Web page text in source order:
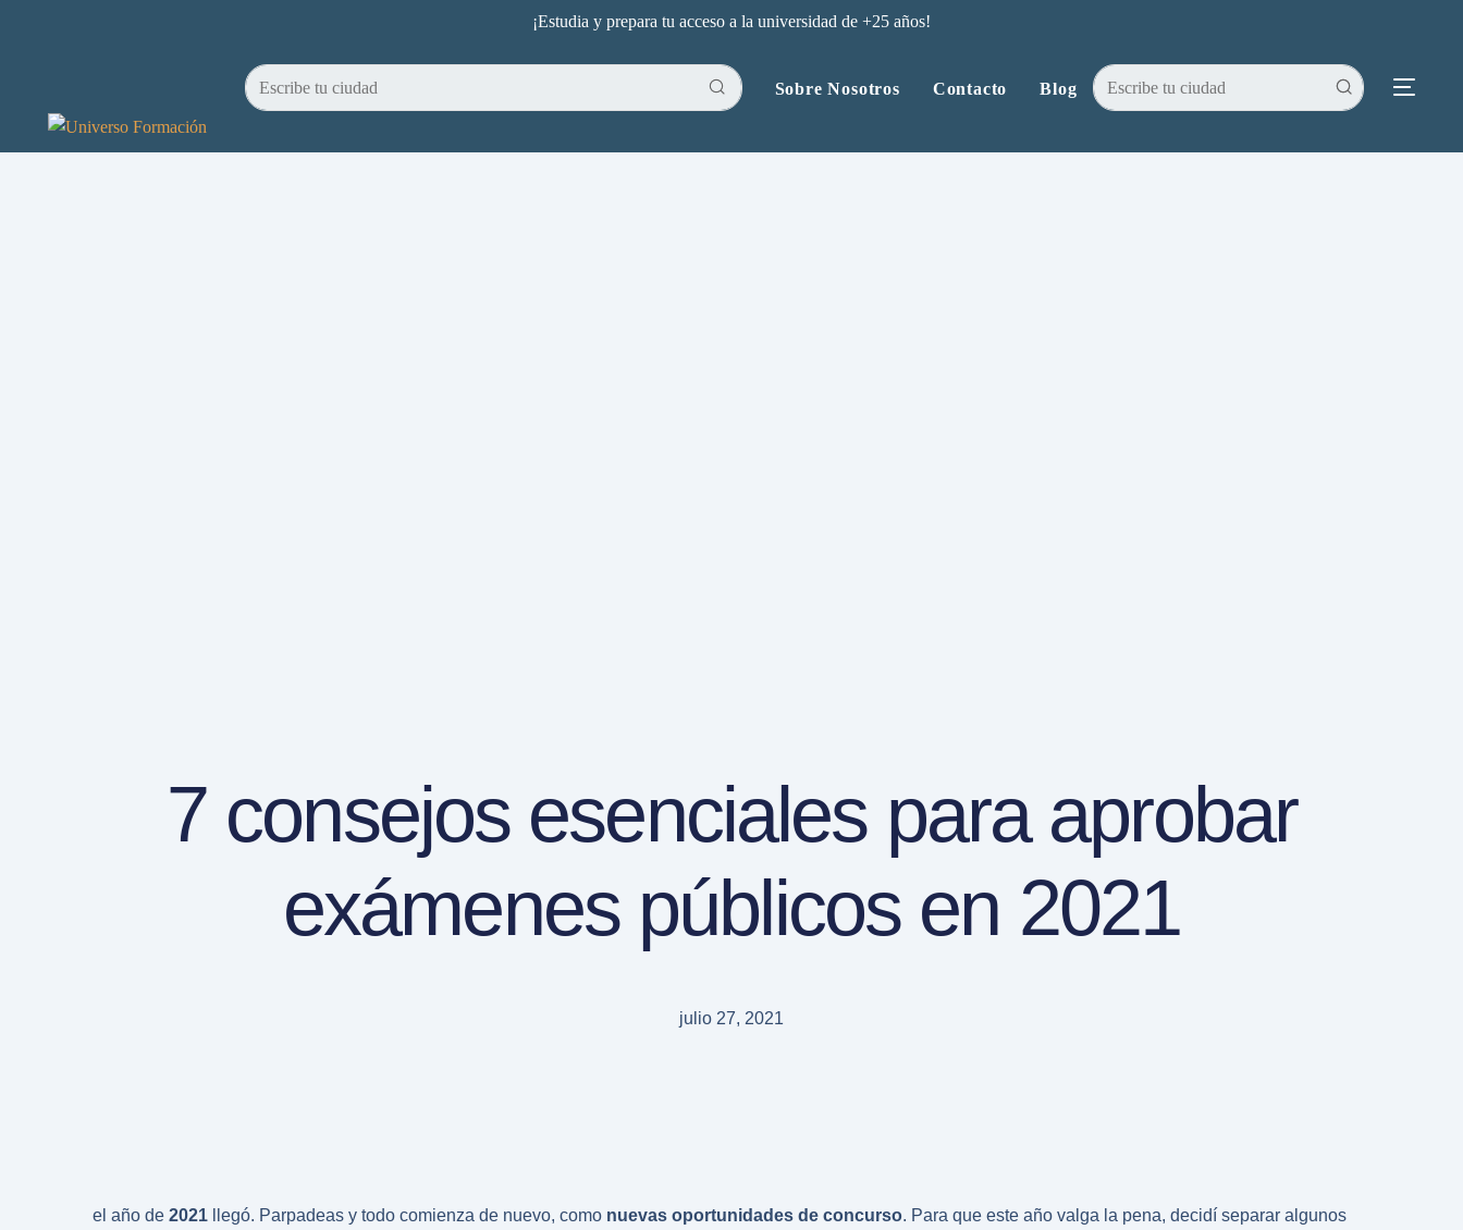
¡Estudia y prepara tu acceso a la universidad de +25 años!
Sobre Nosotros Contacto Blog
7 consejos esenciales para aprobar
exámenes públicos en 2021
julio 27, 2021
el año de 2021llegó. Parpadeas y todo comienza de nuevo, como nuevas oportunidades de concurso. Para que este año valga la pena, decidí separar algunos